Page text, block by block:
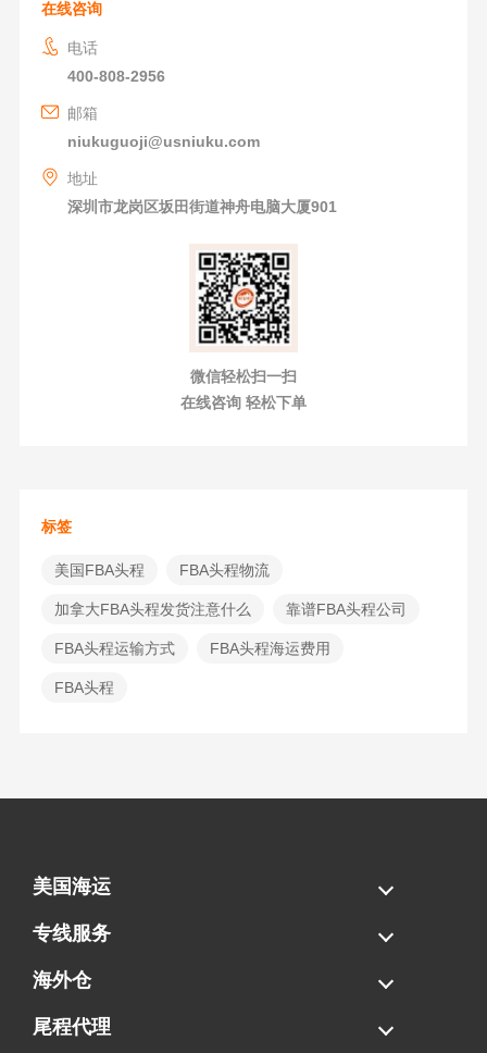
在线咨询
电话
400-808-2956
邮箱
niukuguoji@usniuku.com
地址
深圳市龙岗区坂田街道神舟电脑大厦901
微信轻松扫一扫
在线咨询 轻松下单
标签
美国FBA头程 FBA头程物流
加拿大FBA头程发货注意什么 靠谱FBA头程公司
FBA头程运输方式 FBA头程海运费用
FBA头程
美国海运
海运拼柜
海运整柜
美国海卡
加拿大海运
专线服务
FBA专线直送
超大件专线
AWD专线
电池专线
海外仓
一件代发
FBA中转
贴标换标
拆柜/存储
尾程代理